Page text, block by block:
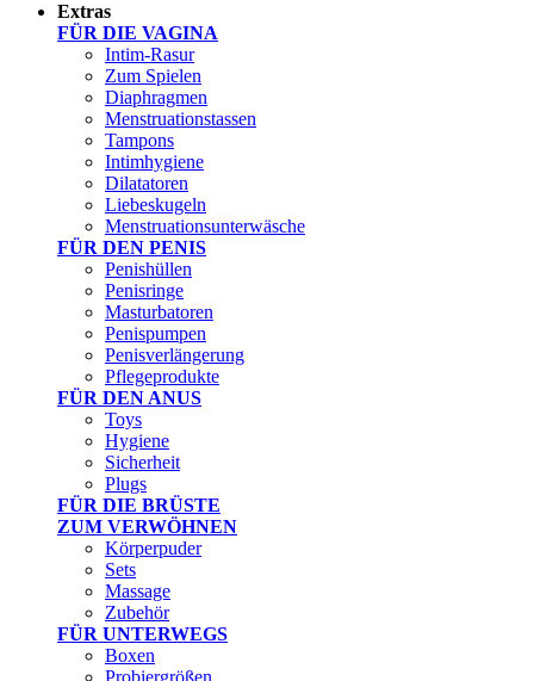
Extras
FÜR DIE VAGINA
Intim-Rasur
Zum Spielen
Diaphragmen
Menstruationstassen
Tampons
Intimhygiene
Dilatatoren
Liebeskugeln
Menstruationsunterwäsche
FÜR DEN PENIS
Penishüllen
Penisringe
Masturbatoren
Penispumpen
Penisverlängerung
Pflegeprodukte
FÜR DEN ANUS
Toys
Hygiene
Sicherheit
Plugs
FÜR DIE BRÜSTE
ZUM VERWÖHNEN
Körperpuder
Sets
Massage
Zubehör
FÜR UNTERWEGS
Boxen
Probiergrößen